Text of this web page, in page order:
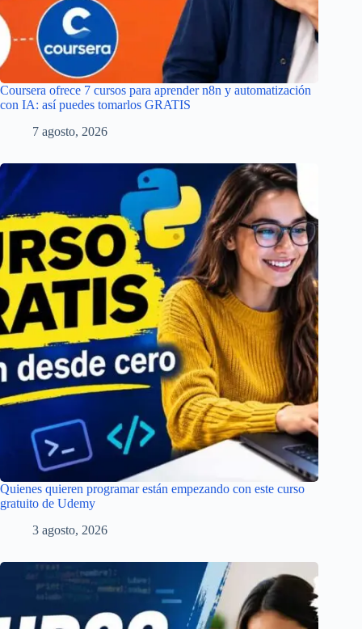
Coursera ofrece 7 cursos para aprender n8n y automatización
con IA: así puedes tomarlos GRATIS
7 agosto, 2026
Quienes quieren programar están empezando con este curso
gratuito de Udemy
3 agosto, 2026